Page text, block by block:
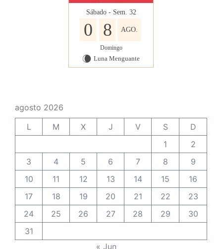
Sábado - Sem. 32
0 8 AGO.
Domingo
W Luna Menguante
agosto 2026
L
M X J V S
D
1
2
3
4 5 6 7 8
9
10
11 12 13 14 15
16
17
18 19 20 21 22
23
24
25 26 27 28 29
30
31
« Jun